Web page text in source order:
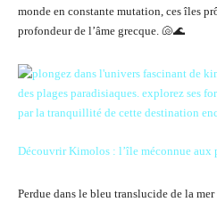
monde en constante mutation, ces îles
profondeur de l’âme grecque. 🐚🌊
Découvrir Kimolos : l’île méconnue aux
Perdue dans le bleu translucide de la